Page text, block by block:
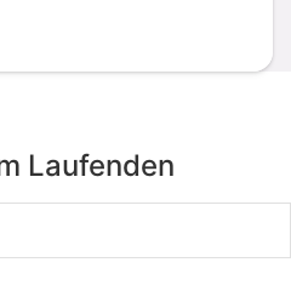
Laufenden